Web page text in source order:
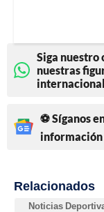
Siga nuestro
nuestras
⚽ Síganos
Relacionados
Noticias